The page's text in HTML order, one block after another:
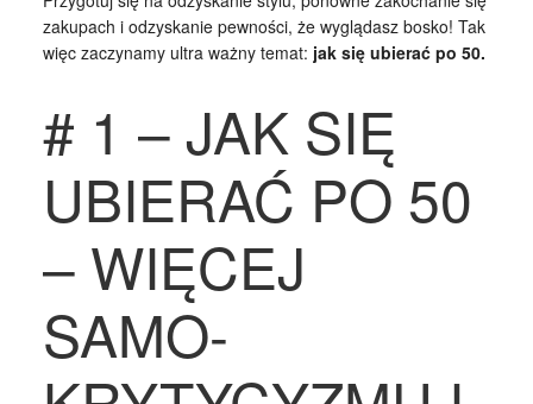
zakupach i odzyskanie pewności, że wyglądasz bosko! Tak
więc zaczynamy ultra ważny temat: jak się ubierać po 50.
# 1 – JAK SIĘ
UBIERAĆ PO 50
– WIĘCEJ
SAMO-